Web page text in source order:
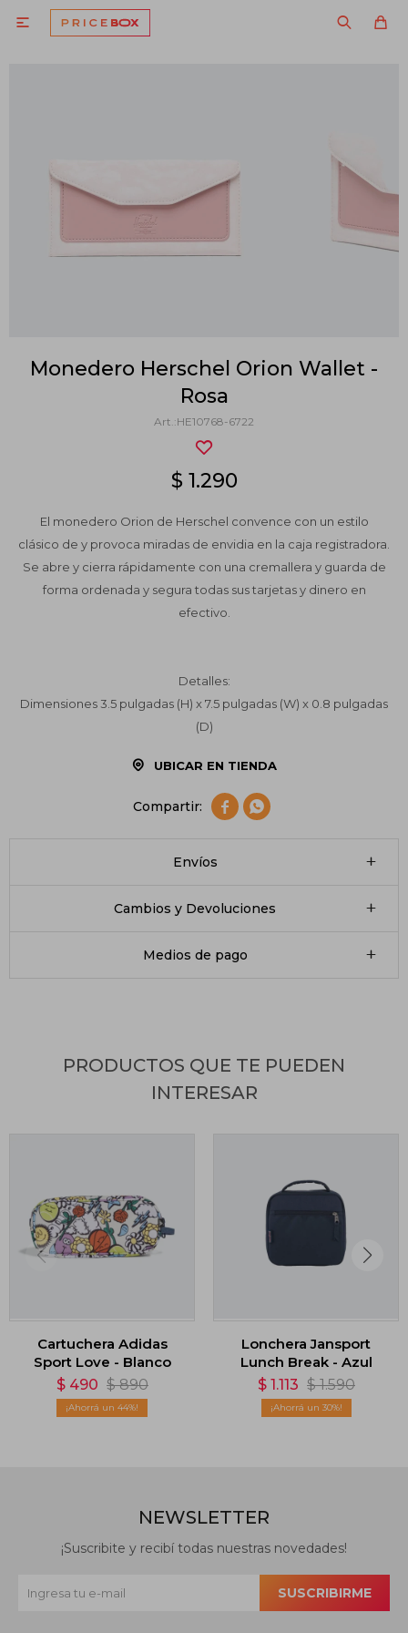

Monedero Herschel Orion Wallet -
Rosa
HE10768-6722
$ 1.290
El monedero Orion de Herschel convence con un estilo
clásico de y provoca miradas de envidia en la caja registradora.
Se abre y cierra rápidamente con una cremallera y guarda de
forma ordenada y segura todas sus tarjetas y dinero en
efectivo.
Detalles:
Dimensiones 3.5 pulgadas (H) x 7.5 pulgadas (W) x 0.8 pulgadas
(D)
UBICAR EN TIENDA
 
Envíos
Cambios y Devoluciones
Medios de pago
PRODUCTOS QUE TE PUEDEN
INTERESAR
Cartuchera Adidas
Sport Love - Blanco
$ 490 $ 890
44
Lonchera Jansport
Lunch Break - Azul
$ 1.113 $ 1.590
30
NEWSLETTER
¡Suscribite y recibí todas nuestras novedades!
SUSCRIBIRME